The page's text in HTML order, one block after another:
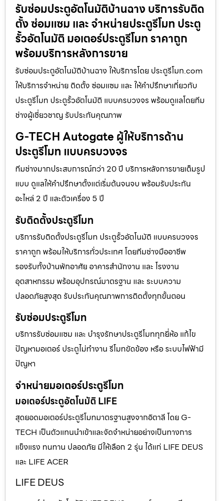
รับซ่อมประตูอัตโนมัติบ้านฉาง บริการรับติด
ตั้ง ซ่อมแซม และ จำหน่ายประตูรีโมท ประตู
รั้วอัตโนมัติ มอเตอร์ประตูรีโมท ราคาถูก
พร้อมบริการหลังการขาย
รับซ่อมประตูอัตโนมัติบ้านฉาง ให้บริการโดย ประตูรีโมท.com
ให้บริการจำหน่าย ติดตั้ง ซ่อมแซม และ ให้คำปรึกษาเกี่ยวกับ
ประตูรีโมท ประตูรั้วอัตโนมัติ แบบครบวงจร พร้อมดูแลโดยทีม
ช่างผู้เชี่ยวชาญ รับประกันคุณภาพ
G-TECH Autogate ผู้ให้บริการด้าน
ประตูรีโมท แบบครบวงจร
ทีมช่างมากประสบการณ์กว่า 20 ปี บริการหลังการขายเต็มรูป
แบบ ดูแลให้คำปรึกษาตั้งแต่เริ่มต้นจนจบ พร้อมรับประกัน
อะไหล่ 2 ปี และตัวเครื่อง 5 ปี
รับติดตั้งประตูรีโมท
บริการรับติดตั้งประตูรีโมท ประตูรั้วอัตโนมัติ แบบครบวงจร
ราคาถูก พร้อมให้บริการทั่วประเทศ โดยทีมช่างมืออาชีพ
รองรับทั้งบ้านพักอาศัย อาคารสำนักงาน และ โรงงาน
อุตสาหกรรม พร้อมอุปกรณ์มาตรฐาน และ ระบบความ
ปลอดภัยสูงสุด รับประกันคุณภาพการติดตั้งทุกขั้นตอน
รับซ่อมประตูรีโมท
บริการรับซ่อมแซม และ บำรุงรักษาประตูรีโมททุกยี่ห้อ แก้ไข
ปัญหามอเตอร์ ประตูไม่ทำงาน รีโมทขัดข้อง หรือ ระบบไฟฟ้ามี
ปัญหา
จำหน่ายมอเตอร์ประตูรีโมท
มอเตอร์ประตูอัตโนมัติ LIFE
สุดยอดมอเตอร์ประตูรีโมทมาตรฐานสูงจากอิตาลี โดย G-
TECH เป็นตัวแทนนำเข้าและจัดจำหน่ายอย่างเป็นทางการ
แข็งแรง ทนทาน ปลอดภัย มีให้เลือก 2 รุ่น ได้แก่ LIFE DEUS
และ LIFE ACER
LIFE DEUS